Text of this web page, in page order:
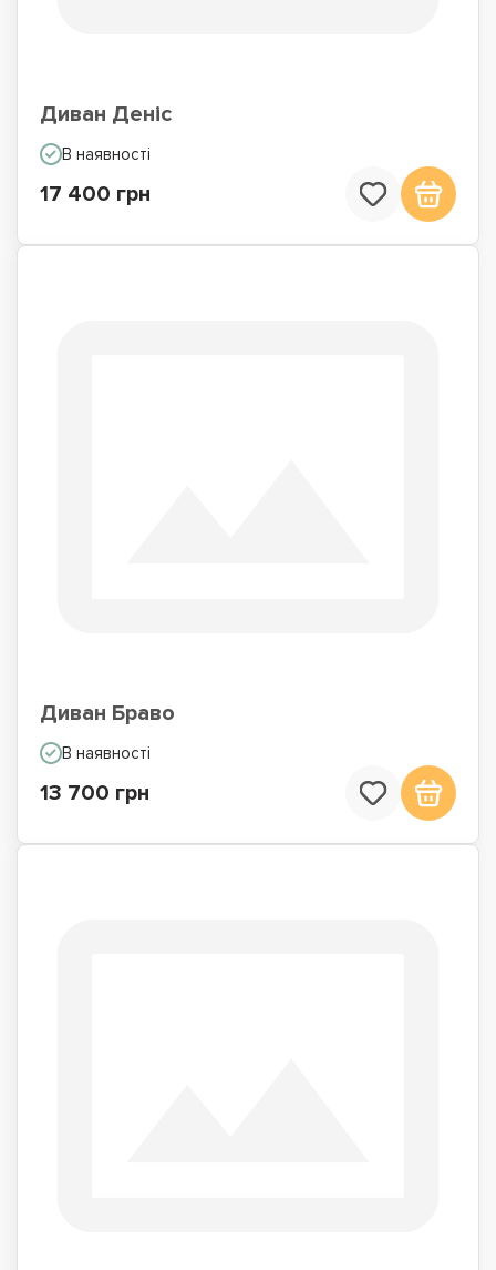
Диван Деніс
В наявності
17 400 грн
Диван Браво
В наявності
13 700 грн